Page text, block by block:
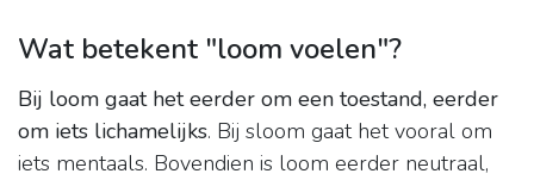
Wat betekent "loom voelen"?
Bij loom gaat het eerder om een toestand, eerder
om iets lichamelijks. Bij sloom gaat het vooral om
iets mentaals. Bovendien is loom eerder neutraal,